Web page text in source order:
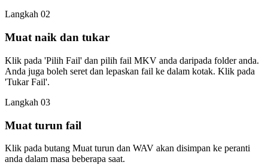
Langkah 02
Muat naik dan tukar
Klik pada 'Pilih Fail' dan pilih fail MKV anda daripada folder anda.
Anda juga boleh seret dan lepaskan fail ke dalam kotak. Klik pada
'Tukar Fail'.
Langkah 03
Muat turun fail
Klik pada butang Muat turun dan WAV akan disimpan ke peranti
anda dalam masa beberapa saat.